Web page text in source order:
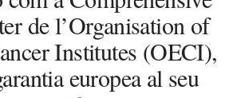
de l’Organisation of
Institutes (OECI),
europea al seu